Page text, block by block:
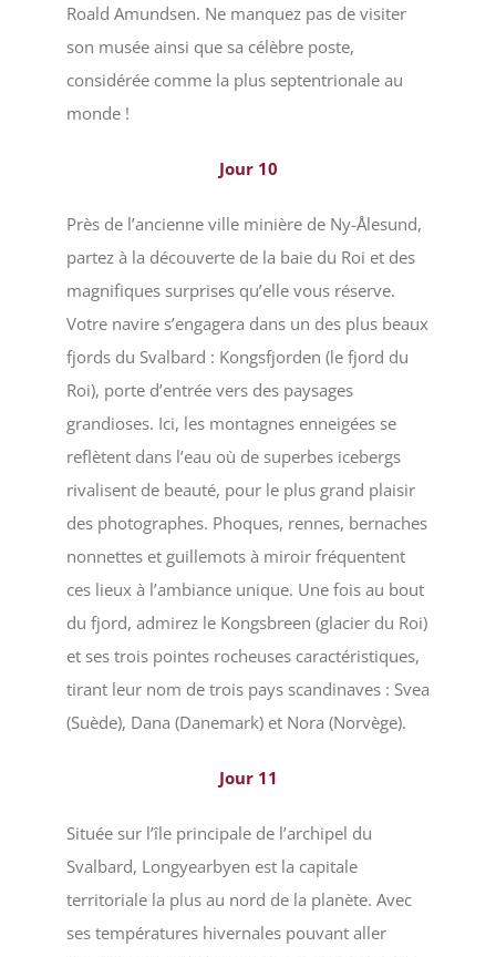
Roald Amundsen. Ne manquez pas de visiter
son musée ainsi que sa célèbre poste,
considérée comme la plus septentrionale au
monde !
Jour10
Près de l’ancienne ville minière de Ny-Ålesund,
partez à la découverte de la baie du Roi et des
magnifiques surprises qu’elle vous réserve.
Votre navire s’engagera dans un des plus beaux
fjords du Svalbard : Kongsfjorden (le fjord du
Roi), porte d’entrée vers des paysages
grandioses. Ici, les montagnes enneigées se
reflètent dans l’eau où de superbes icebergs
rivalisent de beauté, pour le plus grand plaisir
des photographes. Phoques, rennes, bernaches
nonnettes et guillemots à miroir fréquentent
ces lieux à l’ambiance unique. Une fois au bout
du fjord, admirez le Kongsbreen (glacier du Roi)
et ses trois pointes rocheuses caractéristiques,
tirant leur nom de trois pays scandinaves : Svea
(Suède), Dana (Danemark) et Nora (Norvège).
Jour11
Située sur l’île principale de l’archipel du
Svalbard, Longyearbyen est la capitale
territoriale la plus au nord de la planète. Avec
ses températures hivernales pouvant aller